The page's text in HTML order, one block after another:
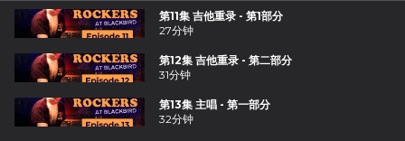
第11集 吉他重录 - 第1部分
27分钟
第12集 吉他重录 - 第二部分
31分钟
第13集 主唱 - 第一部分
32分钟